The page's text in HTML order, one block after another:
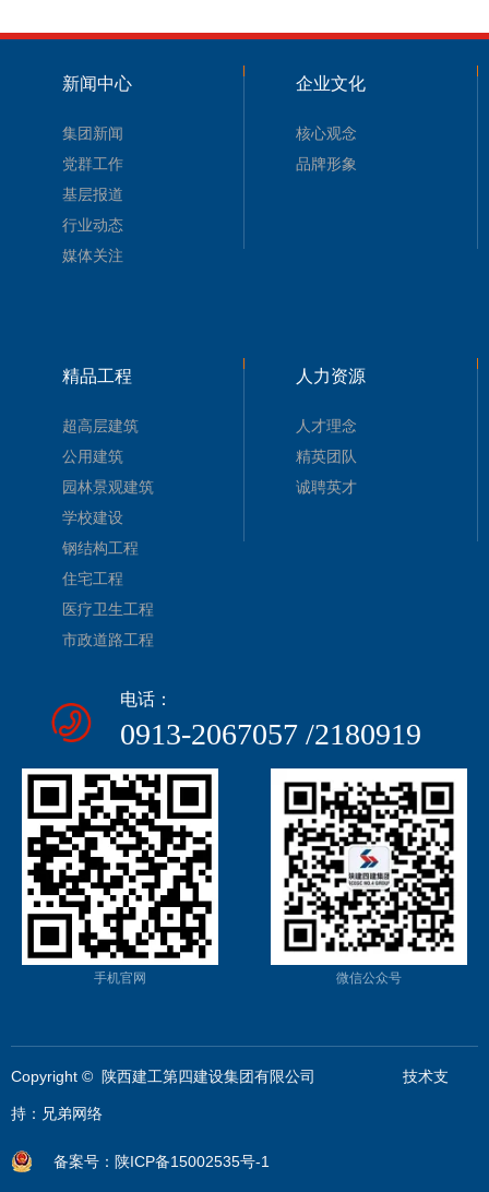
新闻中心
集团新闻
党群工作
基层报道
行业动态
媒体关注
企业文化
核心观念
品牌形象
精品工程
超高层建筑
公用建筑
园林景观建筑
学校建设
钢结构工程
住宅工程
医疗卫生工程
市政道路工程
人力资源
人才理念
精英团队
诚聘英才
电话：
0913-2067057 /2180919
手机官网 微信公众号
Copyright © 陕西建工第四建设集团有限公司 技术支
持： 兄弟网络
备案号：陕ICP备15002535号-1